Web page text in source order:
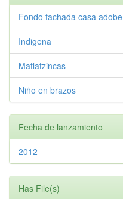
Fondo fachada casa adobe
Indigena
Matlatzincas
Niño en brazos
Fecha de lanzamiento
2012
Has File(s)